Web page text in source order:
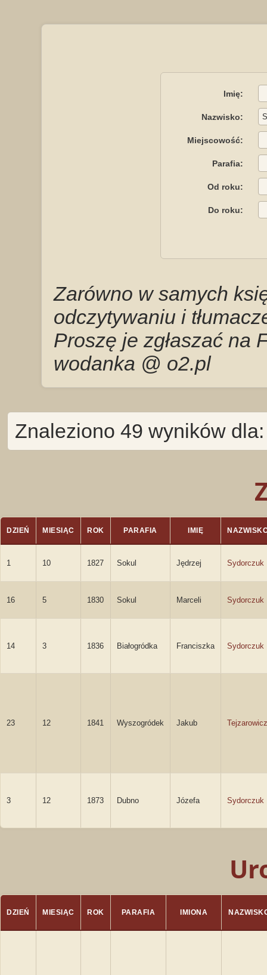
Imię:
Nazwisko:
Miejscowość:
Parafia:
Od roku:
Do roku:
Zarówno w samych
odczytywaniu i
Proszę je zgłaszać na
wodanka @ o2.pl
Znaleziono 49 wyników
DZIEŃ MIESIĄC ROK PARAFIA IMIĘ
1 10 1827 Sokul Jędrzej Sydorczuk
16 5 1830 Sokul Marceli Sydorczuk
14 3 1836 Białogródka Franciszka Sydorczuk
23 12 1841 Wyszogródek Jakub Tejzarowicz
3 12 1873 Dubno Józefa Sydorczuk
DZIEŃ MIESIĄC ROK PARAFIA IMIONA